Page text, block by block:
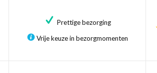
Prettige bezorging
Vrije keuze in bezorgmomenten